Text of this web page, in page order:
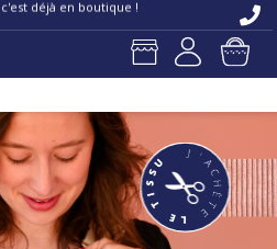
offertsen boutique
déjà en boutique !